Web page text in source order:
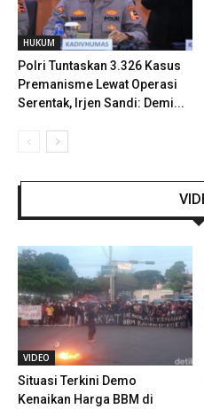
HUKUM
Polri Tuntaskan 3.326 Kasus
Premanisme Lewat Operasi
Serentak, Irjen Sandi: Demi...
VIDEO
Situasi Terkini Demo
Kenaikan Harga BBM di